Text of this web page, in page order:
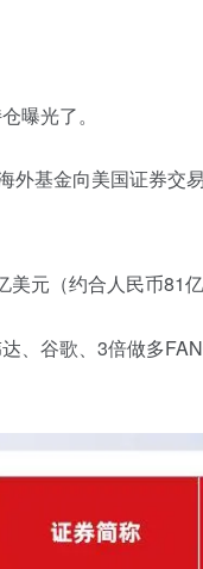
曝光了。
外基金向美国证券交
美元 （约合人民币81
、谷歌、 3倍做多